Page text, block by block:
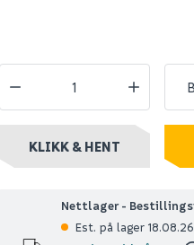
511
Nettlager:1-10 stk
Klikk & Hent
KLIKK & HENT
Nettlager -
Est. på lager 18.08.26